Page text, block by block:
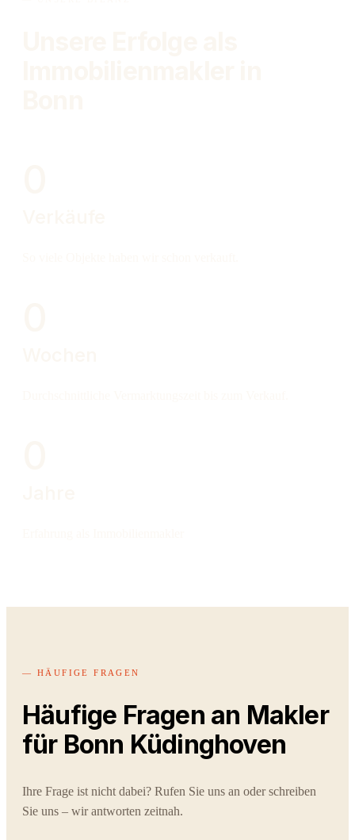
— HÄUFIGE FRAGEN
Häufige Fragen an Makler
für Bonn Küdinghoven
Ihre Frage ist nicht dabei? Rufen Sie uns an oder schreiben
Sie uns – wir antworten zeitnah.